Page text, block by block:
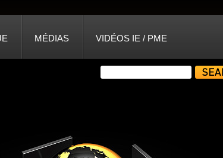
MÉDIAS VIDÉOS IE / PME